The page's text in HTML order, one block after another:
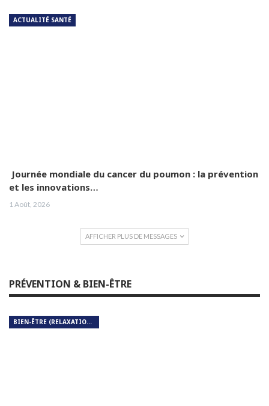
ACTUALITÉ SANTÉ
Journée mondiale du cancer du poumon : la prévention
et les innovations…
1 Août, 2026
AFFICHER PLUS DE MESSAGES
PRÉVENTION & BIEN-ÊTRE
BIEN-ÊTRE (RELAXATION, MÉDITATION, SOIN DU CORPS)